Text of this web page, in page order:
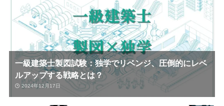
一級建築士製図試験：独学でリベンジ、圧倒的にレベ
ルアップする戦略とは？
2024年12月17日